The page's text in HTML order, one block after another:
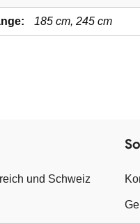
185 cm, 245 cm
und Schweiz